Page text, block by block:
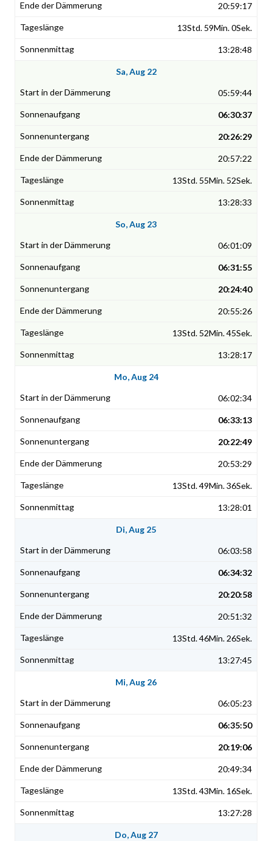
20:59:17
13Std. 59Min. 0Sek.
13:28:48
Sa, Aug 22
05:59:44
06:30:37
20:26:29
20:57:22
13Std. 55Min. 52Sek.
13:28:33
So, Aug 23
06:01:09
06:31:55
20:24:40
20:55:26
13Std. 52Min. 45Sek.
13:28:17
Mo, Aug 24
06:02:34
06:33:13
20:22:49
20:53:29
13Std. 49Min. 36Sek.
13:28:01
Di, Aug 25
06:03:58
06:34:32
20:20:58
20:51:32
13Std. 46Min. 26Sek.
13:27:45
Mi, Aug 26
06:05:23
06:35:50
20:19:06
20:49:34
13Std. 43Min. 16Sek.
13:27:28
Do, Aug 27